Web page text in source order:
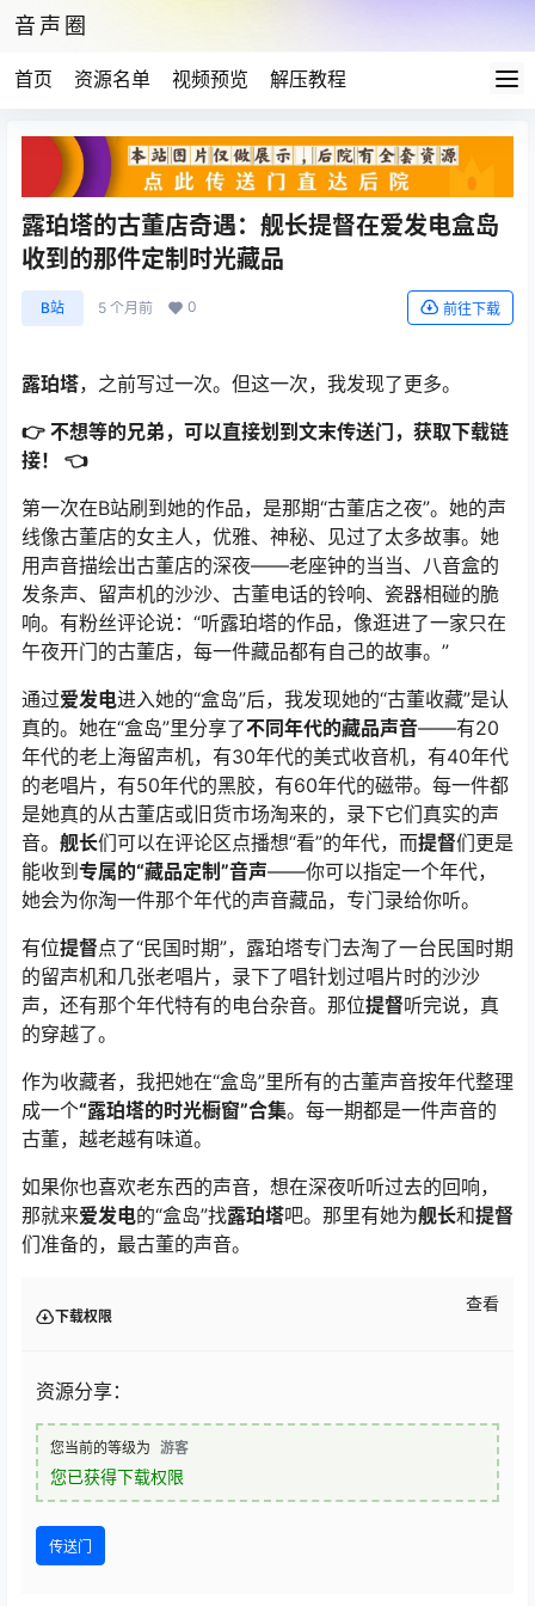
音声圈
首页 资源名单 视频预览 解压教程
露珀塔的古董店奇遇：舰长提督在爱发电盒岛
收到的那件定制时光藏品
B站 5 个月前 0 前往下载
露珀塔，之前写过一次。但这一次，我发现了更多。
👉 不想等的兄弟，可以直接划到文末传送门，获取下载链
接！ 👈
第一次在B站刷到她的作品，是那期“古董店之夜”。她的声
线像古董店的女主人，优雅、神秘、见过了太多故事。她
用声音描绘出古董店的深夜——老座钟的当当、八音盒的
发条声、留声机的沙沙、古董电话的铃响、瓷器相碰的脆
响。有粉丝评论说：“听露珀塔的作品，像逛进了一家只在
午夜开门的古董店，每一件藏品都有自己的故事。”
通过爱发电进入她的“盒岛”后，我发现她的“古董收藏”是认
真的。她在“盒岛”里分享了不同年代的藏品声音——有20
年代的老上海留声机，有30年代的美式收音机，有40年代
的老唱片，有50年代的黑胶，有60年代的磁带。每一件都
是她真的从古董店或旧货市场淘来的，录下它们真实的声
音。 舰长们可以在评论区点播想“看”的年代，而提督们更是
能收到专属的“藏品定制”音声——你可以指定一个年代，
她会为你淘一件那个年代的声音藏品，专门录给你听。
有位提督点了“民国时期”，露珀塔专门去淘了一台民国时期
的留声机和几张老唱片，录下了唱针划过唱片时的沙沙
声，还有那个年代特有的电台杂音。那位提督听完说，真
的穿越了。
作为收藏者，我把她在“盒岛”里所有的古董声音按年代整理
成一个“露珀塔的时光橱窗”合集。每一期都是一件声音的
古董，越老越有味道。
如果你也喜欢老东西的声音，想在深夜听听过去的回响，
那就来爱发电的“盒岛”找露珀塔吧。那里有她为舰长和提督
们准备的，最古董的声音。
下载权限
查看
资源分享：
您当前的等级为 游客
您已获得下载权限
传送门